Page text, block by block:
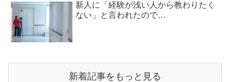
新人に「経験が浅い人から教わりたく
ない」と言われたので…
新着記事をもっと見る